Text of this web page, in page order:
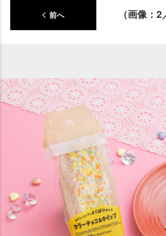
前へ （画像：2